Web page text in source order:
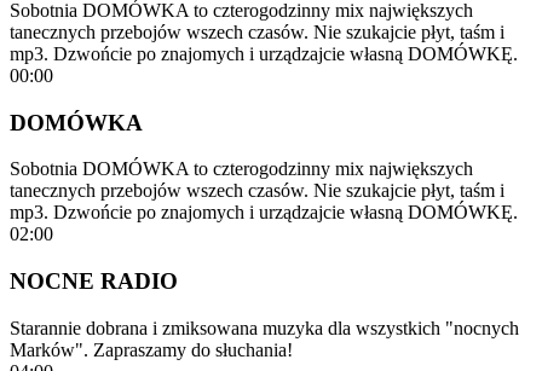
Sobotnia DOMÓWKA to czterogodzinny mix największych
tanecznych przebojów wszech czasów. Nie szukajcie płyt, taśm i
mp3. Dzwońcie po znajomych i urządzajcie własną DOMÓWKĘ.
00:00
DOMÓWKA
Sobotnia DOMÓWKA to czterogodzinny mix największych
tanecznych przebojów wszech czasów. Nie szukajcie płyt, taśm i
mp3. Dzwońcie po znajomych i urządzajcie własną DOMÓWKĘ.
02:00
NOCNE RADIO
Starannie dobrana i zmiksowana muzyka dla wszystkich "nocnych
Marków". Zapraszamy do słuchania!